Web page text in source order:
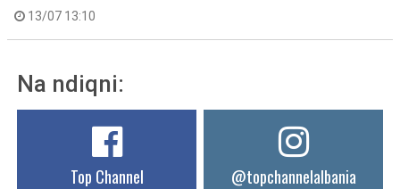
13/07 13:10
Na ndiqni:
Top Channel @topchannelalbania